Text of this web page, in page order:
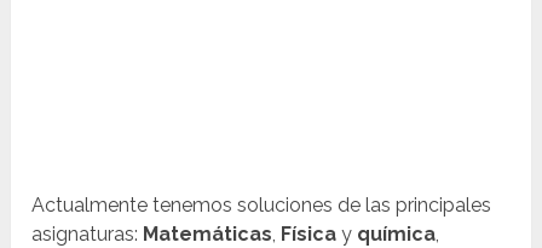
Actualmente tenemos soluciones de las principales
asignaturas: Matemáticas, Físicay química,